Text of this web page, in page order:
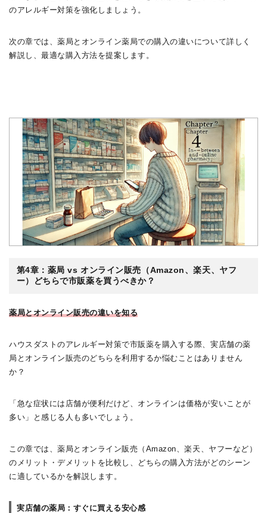
のアレルギー対策を強化しましょう。
次の章では、薬局とオンライン薬局での購入の違いについて詳しく
解説し、最適な購入方法を提案します。
第4章：薬局 vs オンライン販売（Amazon、楽天、ヤフ
ー）どちらで市販薬を買うべきか？
薬局とオンライン販売の違いを知る
ハウスダストのアレルギー対策で市販薬を購入する際、実店舗の薬
局とオンライン販売のどちらを利用するか悩むことはありません
か？
「急な症状には店舗が便利だけど、オンラインは価格が安いことが
多い」と感じる人も多いでしょう。
この章では、薬局とオンライン販売（Amazon、楽天、ヤフーなど）
のメリット・デメリットを比較し、どちらの購入方法がどのシーン
に適しているかを解説します。
実店舗の薬局：すぐに買える安心感